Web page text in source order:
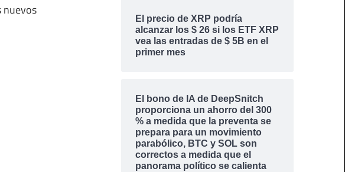
nuevos
El precio de XRP podría
alcanzar los $ 26 si los ETF XRP
vea las entradas de $ 5B en el
primer mes
El bono de IA de DeepSnitch
proporciona un ahorro del 300
% a medida que la preventa se
prepara para un movimiento
parabólico, BTC y SOL son
correctos a medida que el
panorama político se calienta